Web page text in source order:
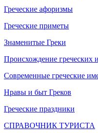
Греческие афоризмы
Греческие приметы
Знаменитые Греки
Происхождение греческих
Современные греческие
Нравы и быт Греков
Греческие праздники
СПРАВОЧНИК ТУРИСТА